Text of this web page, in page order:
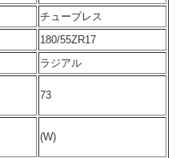
チューブレス
180/55ZR17
ラジアル
73
(W)